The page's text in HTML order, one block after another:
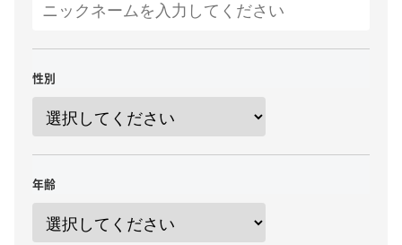
性別
年齢